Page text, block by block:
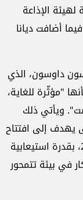
الإذاعة
أضافت ديانا
داوسون، الذي
"مؤثّرة للغاية،
ويأتي ذلك
يهدف إلى افتتاح
مركز وطني لعلاج سرطان الأطفال عام 2028، بقدرة استيعابية
في بيئة تتمحور